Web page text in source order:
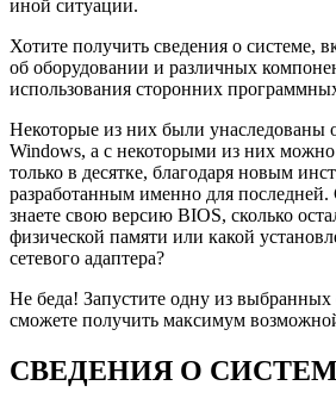
иной ситуации.
Хотите получить сведения о системе,
об оборудовании и различных
использования сторонних
Некоторые из них были унаследованы
Windows, а с некоторыми из них можно
только в десятке, благодаря новым
разработанным именно для последней.
знаете свою версию BIOS, сколько
физической памяти или какой
сетевого адаптера?
Не беда! Запустите одну из
сможете получить максимум
СВЕДЕНИЯ О